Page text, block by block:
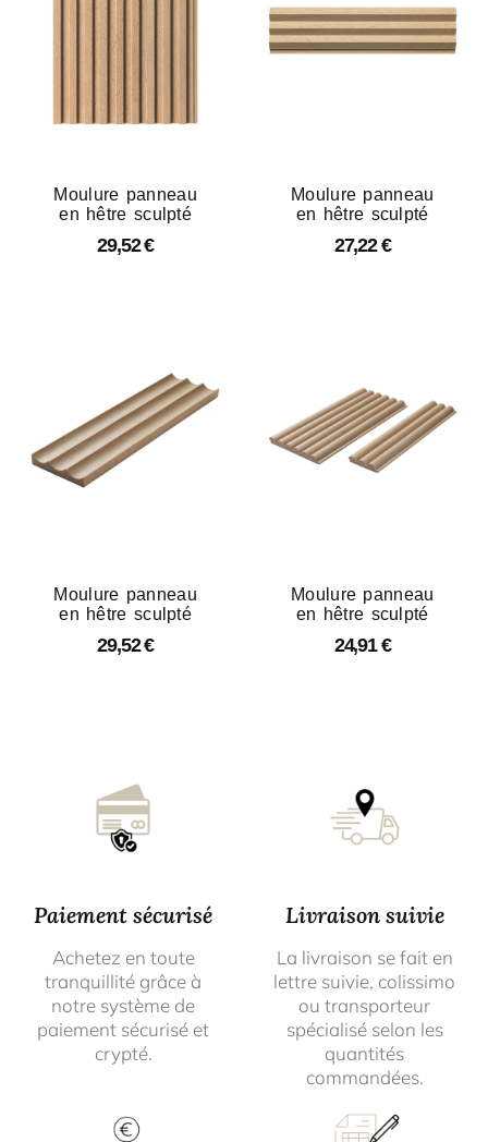
Moulure panneau
en hêtre sculpté
29,52€
Moulure panneau
en hêtre sculpté
27,22€
Moulure panneau
en hêtre sculpté
29,52€
Moulure panneau
en hêtre sculpté
24,91€
Paiement sécurisé
Achetez en toute
tranquillité grâce à
notre système de
paiement sécurisé et
crypté.
Livraison suivie
La livraison se fait en
lettre suivie, colissimo
ou transporteur
spécialisé selon les
quantités
commandées.